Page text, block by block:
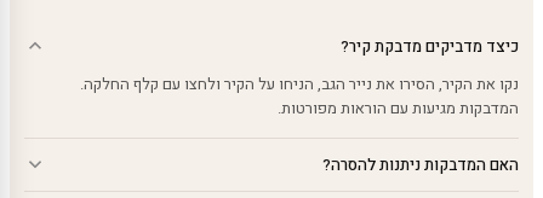
כיצד מדביקים מדבקת קיר?
נקו את הקיר, הסירו את נייר הגב, הניחו על הקיר ולחצו עם קלף החלקה.
המדבקות מגיעות עם הוראות מפורטות.
האם המדבקות ניתנות להסרה?